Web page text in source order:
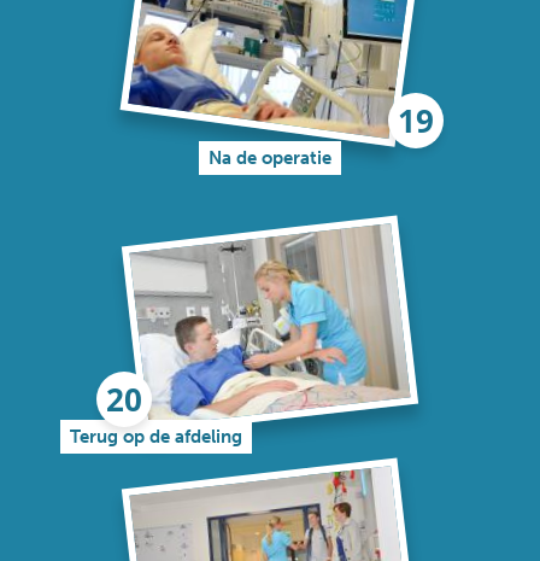
Na de operatie
Terug op de afdeling